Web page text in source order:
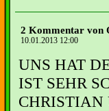
2 Kommentar von
10.01.2013 12:00
UNS HAT
IST SEHR
CHRISTIAN